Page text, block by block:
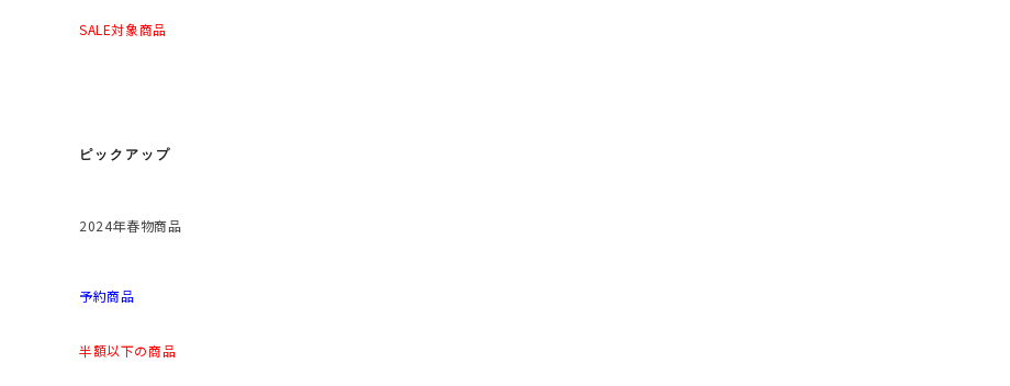
SALE対象商品
ピックアップ
2024年春物商品
予約商品
半額以下の商品